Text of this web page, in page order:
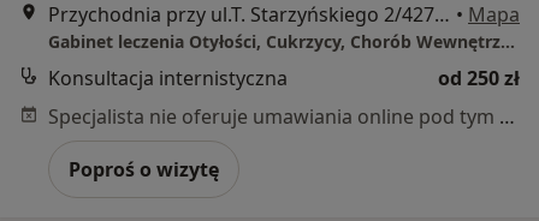
Przychodnia przy ul.T. Starzyńskiego 2/427, Szczecin • Mapa
Gabinet leczenia Otyłości, Cukrzycy, Chorób Wewnętrznych.
Konsultacja internistyczna
od 250 zł
Specjalista nie oferuje umawiania online pod tym adresem.
Poproś o wizytę